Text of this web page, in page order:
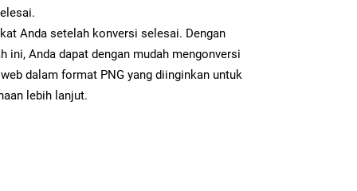
Anda setelah konversi selesai. Dengan
ini, Anda dapat dengan mudah mengonversi
dalam format PNG yang diinginkan untuk
lebih lanjut.